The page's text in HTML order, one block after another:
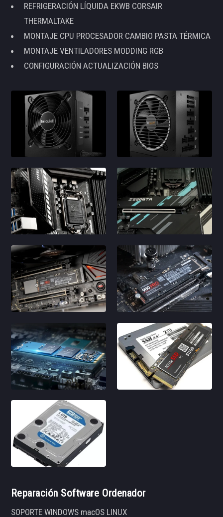
REFRIGERACIÓN LÍQUIDA EKWB CORSAIR
THERMALTAKE
MONTAJE CPU PROCESADOR CAMBIO PASTA TÉRMICA
MONTAJE VENTILADORES MODDING RGB
CONFIGURACIÓN ACTUALIZACIÓN BIOS
Reparación Software Ordenador
SOPORTE WINDOWS macOS LINUX